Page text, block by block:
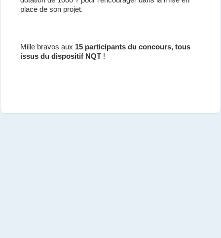
place de son projet.
Mille bravos aux 15 participants du concours, tous
issus du dispositif NQT !